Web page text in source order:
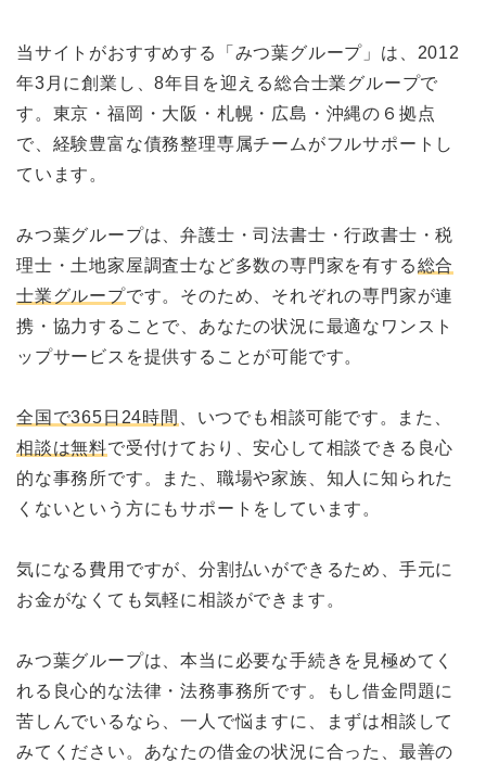
当サイトがおすすめする「みつ葉グループ」は、2012
年3月に創業し、8年目を迎える総合士業グループで
す。東京・福岡・大阪・札幌・広島・沖縄の６拠点
で、経験豊富な債務整理専属チームがフルサポートし
ています。
みつ葉グループは、弁護士・司法書士・行政書士・税
理士・土地家屋調査士など多数の専門家を有する総合
士業グループです。そのため、それぞれの専門家が連
携・協力することで、あなたの状況に最適なワンスト
ップサービスを提供することが可能です。
全国で365日24時間
、いつでも相談可能です。また、
相談は無料で受付けており、安心して相談できる良心
的な事務所です。また、職場や家族、知人に知られた
くないという方にもサポートをしています。
気になる費用ですが、分割払いができるため、手元に
お金がなくても気軽に相談ができます。
みつ葉グループは、本当に必要な手続きを見極めてく
れる良心的な法律・法務事務所です。もし借金問題に
苦しんでいるなら、一人で悩ますに、まずは相談して
みてください。あなたの借金の状況に合った、最善の